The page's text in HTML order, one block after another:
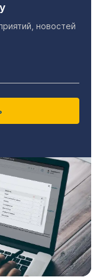
новостей